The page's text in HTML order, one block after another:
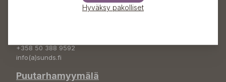
+358 50 388 9592
info(a)sunds.fi
Puutarhamyymälä
Hyväksy pakolliset